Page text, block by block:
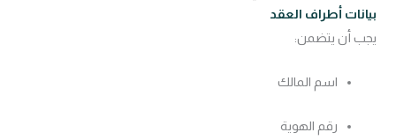
بيانات أطراف العقد
يجب أن يتضمن:
اسم المالك
رقم الهوية